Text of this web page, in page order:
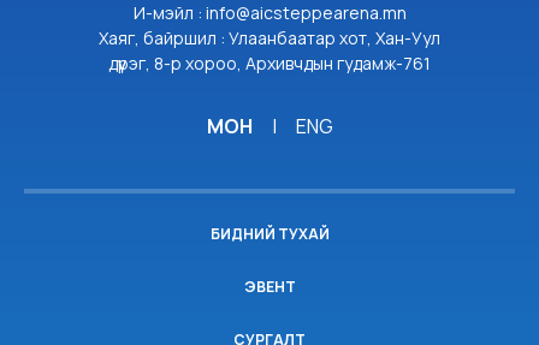
И-мэйл : info@aicsteppearena.mn
Хаяг, байршил : Улаанбаатар хот, Хан-Уул
дүүрэг, 8-р хороо, Архивчдын гудамж-761
МОН | ENG
БИДНИЙ ТУХАЙ
ЭВЕНТ
СУРГАЛТ